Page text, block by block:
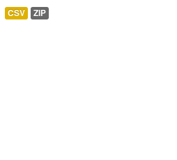
CSV ZIP